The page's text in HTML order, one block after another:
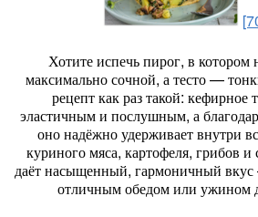
Хотитеиспечьпирог, в котором
максимальносочной, атесто—
рецепткакразтакой: кефирное
эластичными послушным, а
ононадёжноудерживаетвнутри
куриногомяса, картофеля, грибов и
даётнасыщенный, гармоничный вкус
отличнымобедомили ужином